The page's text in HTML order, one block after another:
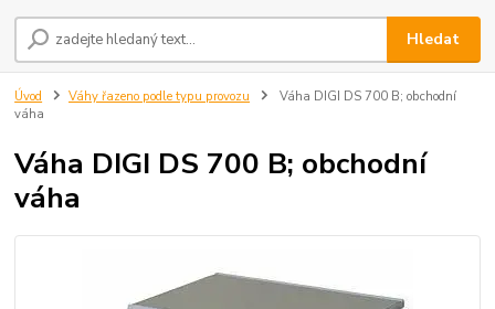
Hledat
Úvod Váhy řazeno podle typu provozu
Váha DIGI DS 700 B; obchodní
váha
Váha DIGI DS 700 B; obchodní
váha